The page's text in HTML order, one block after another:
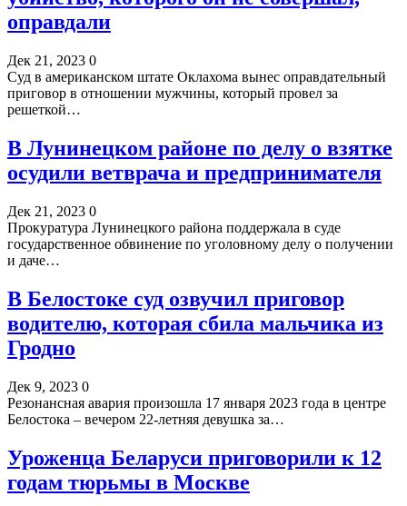
оправдали
Дек 21, 2023 0
Суд в американском штате Оклахома вынес оправдательный
приговор в отношении мужчины, который провел за
решеткой…
В Лунинецком районе по делу о взятке
осудили ветврача и предпринимателя
Дек 21, 2023 0
Прокуратура Лунинецкого района поддержала в суде
государственное обвинение по уголовному делу о получении
и даче…
В Белостоке суд озвучил приговор
водителю, которая сбила мальчика из
Гродно
Дек 9, 2023 0
Резонансная авария произошла 17 января 2023 года в центре
Белостока – вечером 22-летняя девушка за…
Уроженца Беларуси приговорили к 12
годам тюрьмы в Москве